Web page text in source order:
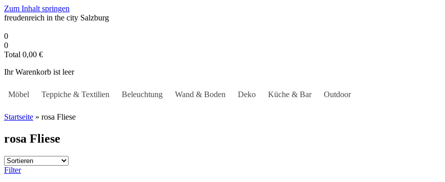
Zum Inhalt springen
freudenreich in the city Salzburg
0
0
Total 0,00 €
Ihr Warenkorb ist leer
Möbel Teppiche & Textilien Beleuchtung Wand & Boden Deko Küche & Bar Outdoor
Startseite » rosa Fliese
rosa Fliese
Filter